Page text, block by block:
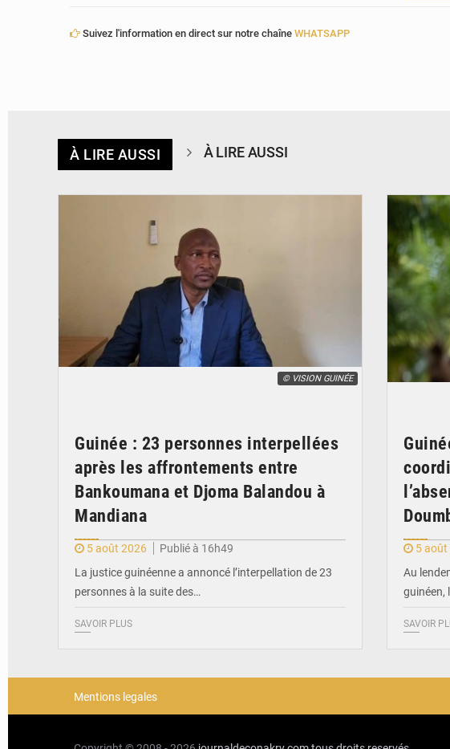
Suivez l'information en direct sur notre chaîne WHATSAPP
À LIRE AUSSI À LIRE AUSSI
© VISION GUINÉE
Guinée : 23 personnes interpellées
après les affrontements entre
Bankoumana et Djoma Balandou à
Mandiana
5 août 2026
Publié à 16h49
La justice guinéenne a annoncé l’interpellation de 23
personnes à la suite des…
SAVOIR PLUS
5
Au
guinéen,
SAVOIR
Mentions legales